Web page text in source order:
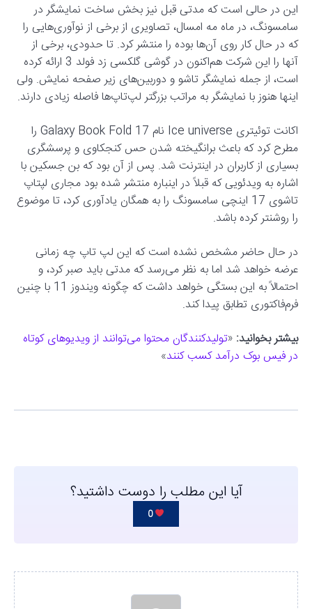
این در حالی است که مدتی قبل نیز بخش ساخت نمایشگر در
سامسونگ، در ماه مه امسال، تصاویری از برخی از نوآوری‌هایی را
که در حال کار روی آن‌ها بوده را منتشر کرد. تا حدودی، برخی از
آنها را این شرکت هم‌اکنون در گوشی گلکسی زد فولد 3 ارائه کرده
است، از جمله نمایشگر تاشو و دوربین‌های زیر صفحه نمایش. ولی
اینها هنوز با نمایشگر به مراتب بزرگتر لپ‌تاپ‌ها فاصله زیادی دارند.
اکانت توئیتری Ice universe نام Galaxy Book Fold 17 را
مطرح کرد که باعث برانگیخته شدن حس کنجکاوی و پرسشگری
بسیاری از کاربران در اینترنت شد. پس از آن بود که بن جسکین با
اشاره به ویدئویی که قبلاً در اینباره منتشر شده بود مجاری لپتاپ
تاشوی 17 اینچی سامسونگ را به همگان یادآوری کرد، تا موضوع
را روشنتر کرده باشد.
در حال حاضر مشخص نشده است که این لپ تاپ چه زمانی
عرضه خواهد شد اما به نظر می‌رسد که مدتی باید صبر کرد، و
احتمالاً به این بستگی خواهد داشت که چگونه ویندوز 11 با چنین
فرم‌فاکتوری تطابق پیدا کند.
بیشتر بخوانید: «تولیدکنندگان محتوا می‌توانند از ویدیوهای کوتاه
در فیس بوک درآمد کسب کنند»
آیا این مطلب را دوست داشتید؟
0